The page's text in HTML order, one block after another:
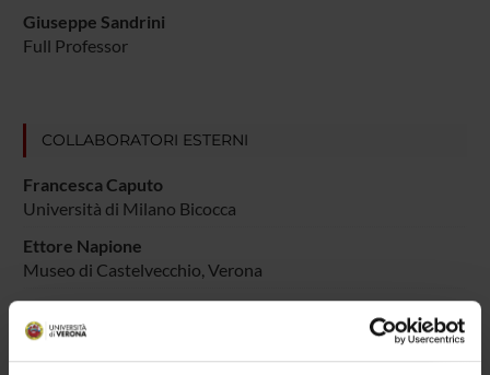
Giuseppe Sandrini
Full Professor
COLLABORATORI ESTERNI
Francesca Caputo
Università di Milano Bicocca
Ettore Napione
Museo di Castelvecchio, Verona
Sara Cunego
Università di Verona